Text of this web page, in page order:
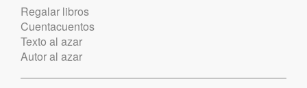
Regalar libros
Cuentacuentos
Texto al azar
Autor al azar